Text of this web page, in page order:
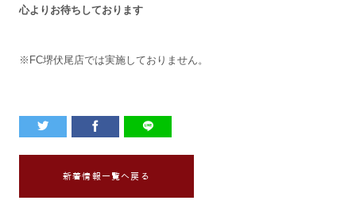
心よりお待ちしております
※FC堺伏尾店では実施しておりません。
新着情報一覧へ戻る